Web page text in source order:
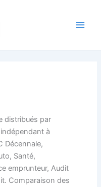
distribués par
à
Décennale,
Santé,
emprunteur, Audit
Comparaison des